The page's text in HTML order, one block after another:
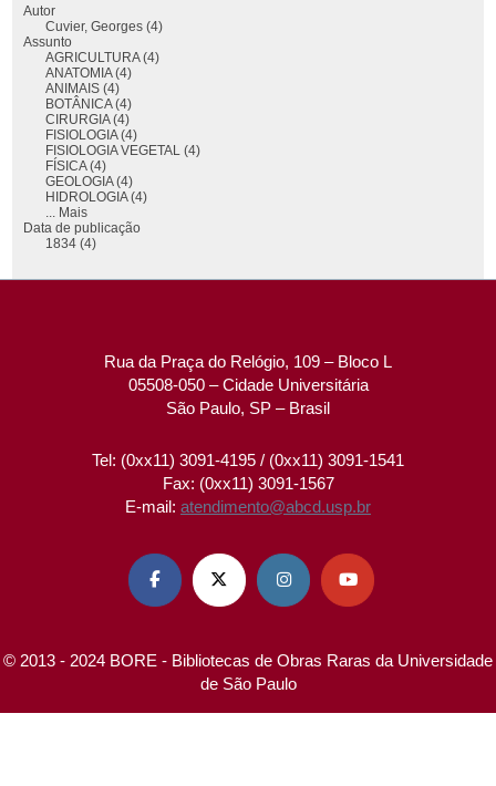
Autor
Cuvier, Georges (4)
Assunto
AGRICULTURA (4)
ANATOMIA (4)
ANIMAIS (4)
BOTÂNICA (4)
CIRURGIA (4)
FISIOLOGIA (4)
FISIOLOGIA VEGETAL (4)
FÍSICA (4)
GEOLOGIA (4)
HIDROLOGIA (4)
... Mais
Data de publicação
1834 (4)
Rua da Praça do Relógio, 109 – Bloco L
05508-050 – Cidade Universitária
São Paulo, SP – Brasil
Tel: (0xx11) 3091-4195 / (0xx11) 3091-1541
Fax: (0xx11) 3091-1567
E-mail: atendimento@abcd.usp.br
   
© 2013 - 2024 BORE - Bibliotecas de Obras Raras da Universidade
de São Paulo